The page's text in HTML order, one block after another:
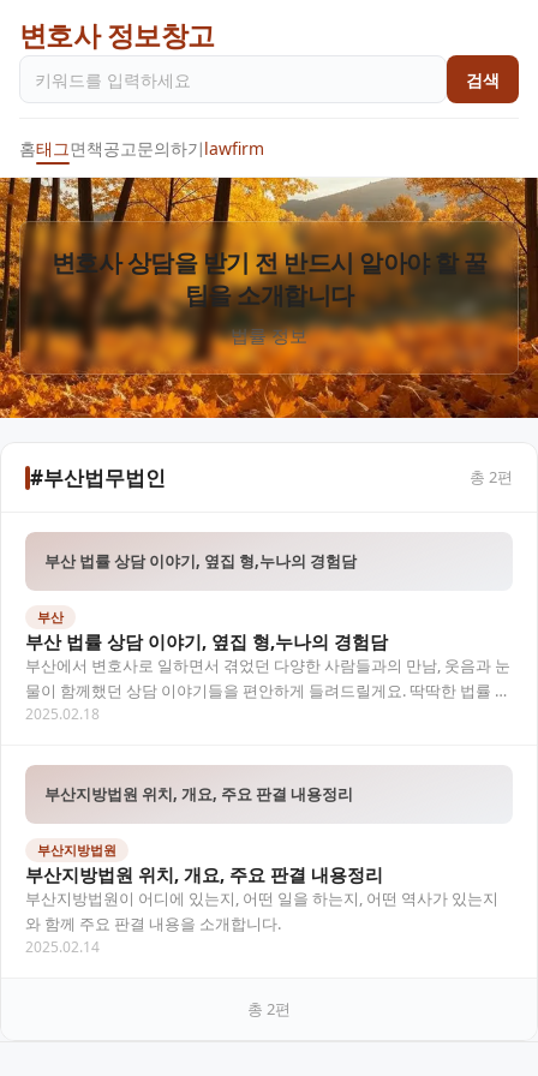
변호사 정보창고
검색
홈태그면책공고문의하기lawfirm
변호사 상담을 받기 전 반드시 알아야 할 꿀
팁을 소개합니다
법률 정보
#부산법무법인 총 2편
부산 법률 상담 이야기, 옆집 형,누나의 경험담
부산
부산 법률 상담 이야기, 옆집 형,누나의 경험담
부산에서 변호사로 일하면서 겪었던 다양한 사람들과의 만남, 웃음과 눈
물이 함께했던 상담 이야기들을 편안하게 들려드릴게요. 딱딱한 법률 용
어는 잠시 넣어두고, 우리 주변에서 흔히 볼…
2025.02.18
부산지방법원 위치, 개요, 주요 판결 내용정리
부산지방법원
부산지방법원 위치, 개요, 주요 판결 내용정리
부산지방법원이 어디에 있는지, 어떤 일을 하는지, 어떤 역사가 있는지
와 함께 주요 판결 내용을 소개합니다.
2025.02.14
총 2편